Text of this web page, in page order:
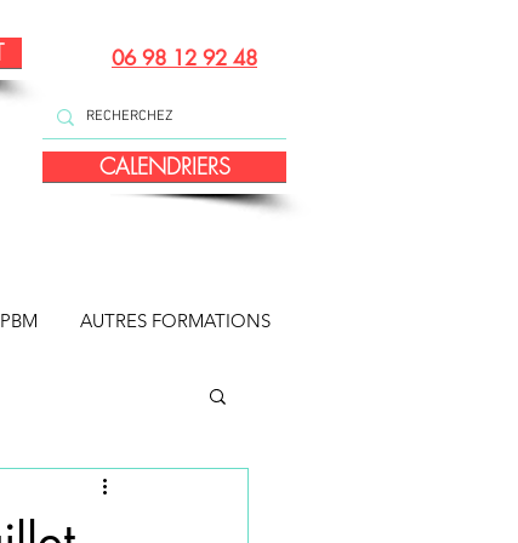
06 98 12 92 48
CALENDRIERS
AUTRES FORMATIONS